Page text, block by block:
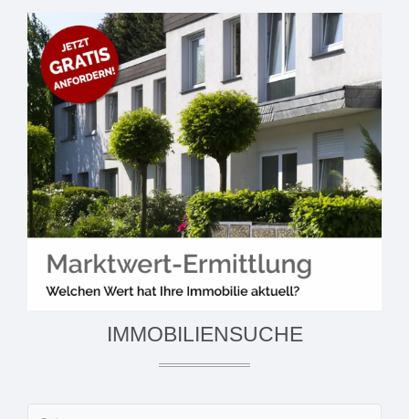
IMMOBILIENSUCHE